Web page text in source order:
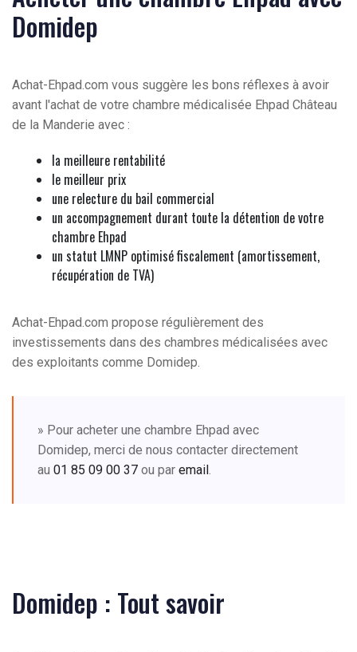
Domidep
Achat-Ehpad.com vous suggère les bons réflexes à avoir
avant l'achat de votre chambre médicalisée Ehpad Château
de la Manderie avec :
la meilleure rentabilité
le meilleur prix
une relecture du bail commercial
un accompagnement durant toute la détention de votre
chambre Ehpad
un statut LMNP optimisé fiscalement (amortissement,
récupération de TVA)
Achat-Ehpad.com propose régulièrement des
investissements dans des chambres médicalisées avec
des exploitants comme Domidep.
» Pour acheter une chambre Ehpad avec
Domidep, merci de nous contacter directement
au 01 85 09 00 37 ou par email.
Domidep : Tout savoir